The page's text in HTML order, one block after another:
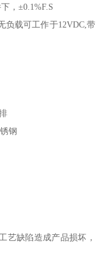
，±0.1%F.S
负载可工作于12VDC,带
钢
艺缺陷造成产品损坏，